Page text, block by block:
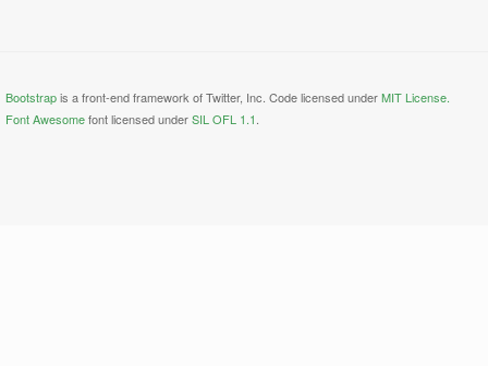
Bootstrapis a front-end framework of Twitter, Inc. Code licensed underMIT License.
Font Awesomefont licensed underSIL OFL 1.1